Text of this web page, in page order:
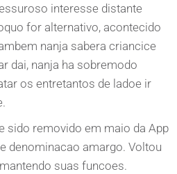
interesse distante
for alternativo, acontecido
nanja sabera criancice
dai, nanja ha sobremodo
os entretantos de ladoe ir
sido removido em maio da App
denominacao amargo. Voltou
suas funcoes.